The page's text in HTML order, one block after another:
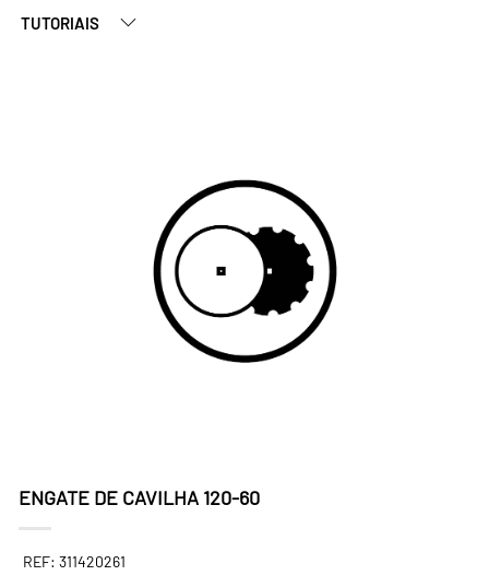
TUTORIAIS
ENGATE DE CAVILHA 120-60
REF: 311420261